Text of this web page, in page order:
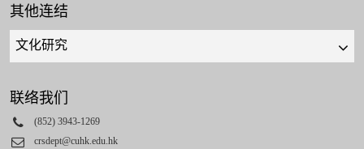
其他连结
Quick
links
select
联络我们
Phone
(852) 3943-1269
Email
crsdept@cuhk.edu.hk